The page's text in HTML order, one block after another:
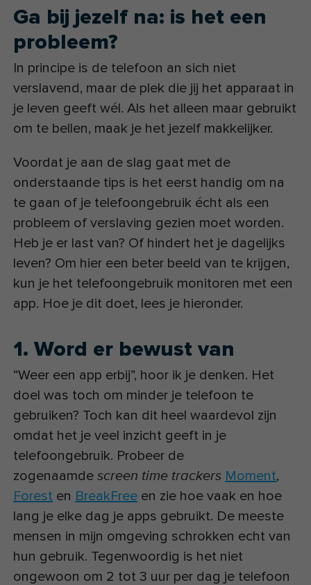
Ga bij jezelf na: is het een
probleem?
In principe is de telefoon an sich niet
verslavend, maar de plek die jij het apparaat in
je leven geeft wél. Als het alleen maar gebruikt
om te bellen, maak je het jezelf makkelijker.
Voordat je aan de slag gaat met de
onderstaande tips is het eerst handig om na
te gaan of je telefoongebruik écht als een
probleem of verslaving gezien moet worden.
Heb je er last van? Of hindert het je dagelijks
leven? Om hier een beter beeld van te krijgen,
kun je het telefoongebruik monitoren met een
app. Hoe je dit doet, lees je hieronder.
1. Word er bewust van
“Weer een app erbij”, hoor ik je denken. Het
doel was toch om minder je telefoon te
gebruiken? Toch kan dit heel waardevol zijn
omdat het je veel inzicht geeft in je
telefoongebruik. Probeer de
zogenaamdescreen time trackers Moment,
Forest en BreakFree en zie hoe vaak en hoe
lang je elke dag je apps gebruikt. De meeste
mensen in mijn omgeving schrokken echt van
hun gebruik. Tegenwoordig is het niet
ongewoon om 2 tot 3 uur per dag je telefoon